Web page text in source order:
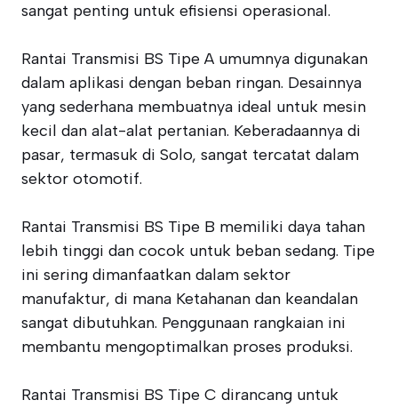
sangat penting untuk efisiensi operasional.
Rantai Transmisi BS Tipe A umumnya digunakan
dalam aplikasi dengan beban ringan. Desainnya
yang sederhana membuatnya ideal untuk mesin
kecil dan alat-alat pertanian. Keberadaannya di
pasar, termasuk di Solo, sangat tercatat dalam
sektor otomotif.
Rantai Transmisi BS Tipe B memiliki daya tahan
lebih tinggi dan cocok untuk beban sedang. Tipe
ini sering dimanfaatkan dalam sektor
manufaktur, di mana Ketahanan dan keandalan
sangat dibutuhkan. Penggunaan rangkaian ini
membantu mengoptimalkan proses produksi.
Rantai Transmisi BS Tipe C dirancang untuk